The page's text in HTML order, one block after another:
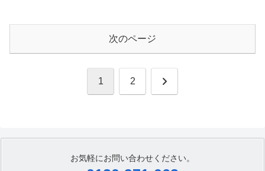
次のページ
1 2 次
お気軽にお問い合わせください。